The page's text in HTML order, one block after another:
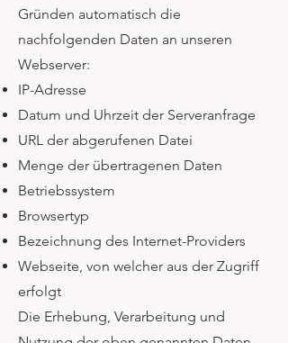
Gründen automatisch die
nachfolgenden Daten an unseren
Webserver:
IP-Adresse
Datum und Uhrzeit der Serveranfrage
URL der abgerufenen Datei
Menge der übertragenen Daten
Betriebssystem
Browsertyp
Bezeichnung des Internet-Providers
Webseite, von welcher aus der Zugriff
erfolgt
Die Erhebung, Verarbeitung und